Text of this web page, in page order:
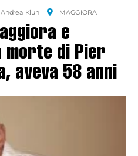
Klun MAGGIORA
e
morte di Pier
aveva 58 anni